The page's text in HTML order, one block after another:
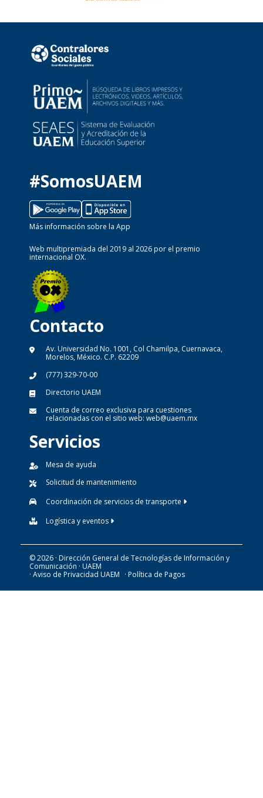
#SomosUAEM
Más información sobre la App
Web multipremiada del 2019 al 2026 por el premio
internacional OX.
Contacto
Av. Universidad No. 1001, Col Chamilpa, Cuernavaca,
Morelos, México. C.P. 62209
(777) 329-70-00
Directorio UAEM
Cuenta de correo exclusiva para cuestiones
relacionadas con el sitio web: web@uaem.mx
Servicios
Mesa de ayuda
Solicitud de mantenimiento
Coordinación de servicios de transporte
Logística y eventos
© 2026 · Dirección General de Tecnologías de Información y
Comunicación · UAEM
· Aviso de Privacidad UAEM · Política de Pagos